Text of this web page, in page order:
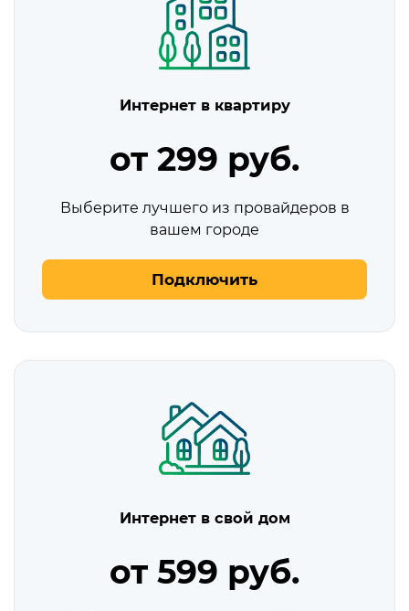
Интернет в квартиру
от 299 руб.
Выберите лучшего из провайдеров в
вашем городе
Подключить
Интернет в свой дом
от 599 руб.